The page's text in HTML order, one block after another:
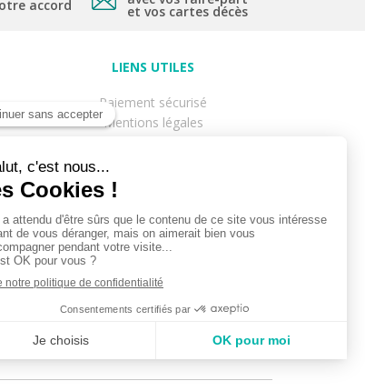
accord et vos cartes décès
LIENS UTILES
Paiement sécurisé
Mentions légales
Conditions générales de ventes
Politique de Confidentialité
Délais de commande
Contactez notre service client
Plan du site
Accédez à votre compte client sur
mesfairepart